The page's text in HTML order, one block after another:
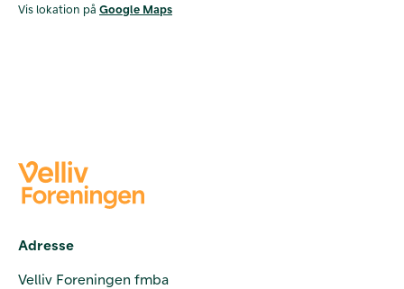
Vis lokation på Google Maps
Adresse
Velliv Foreningen fmba